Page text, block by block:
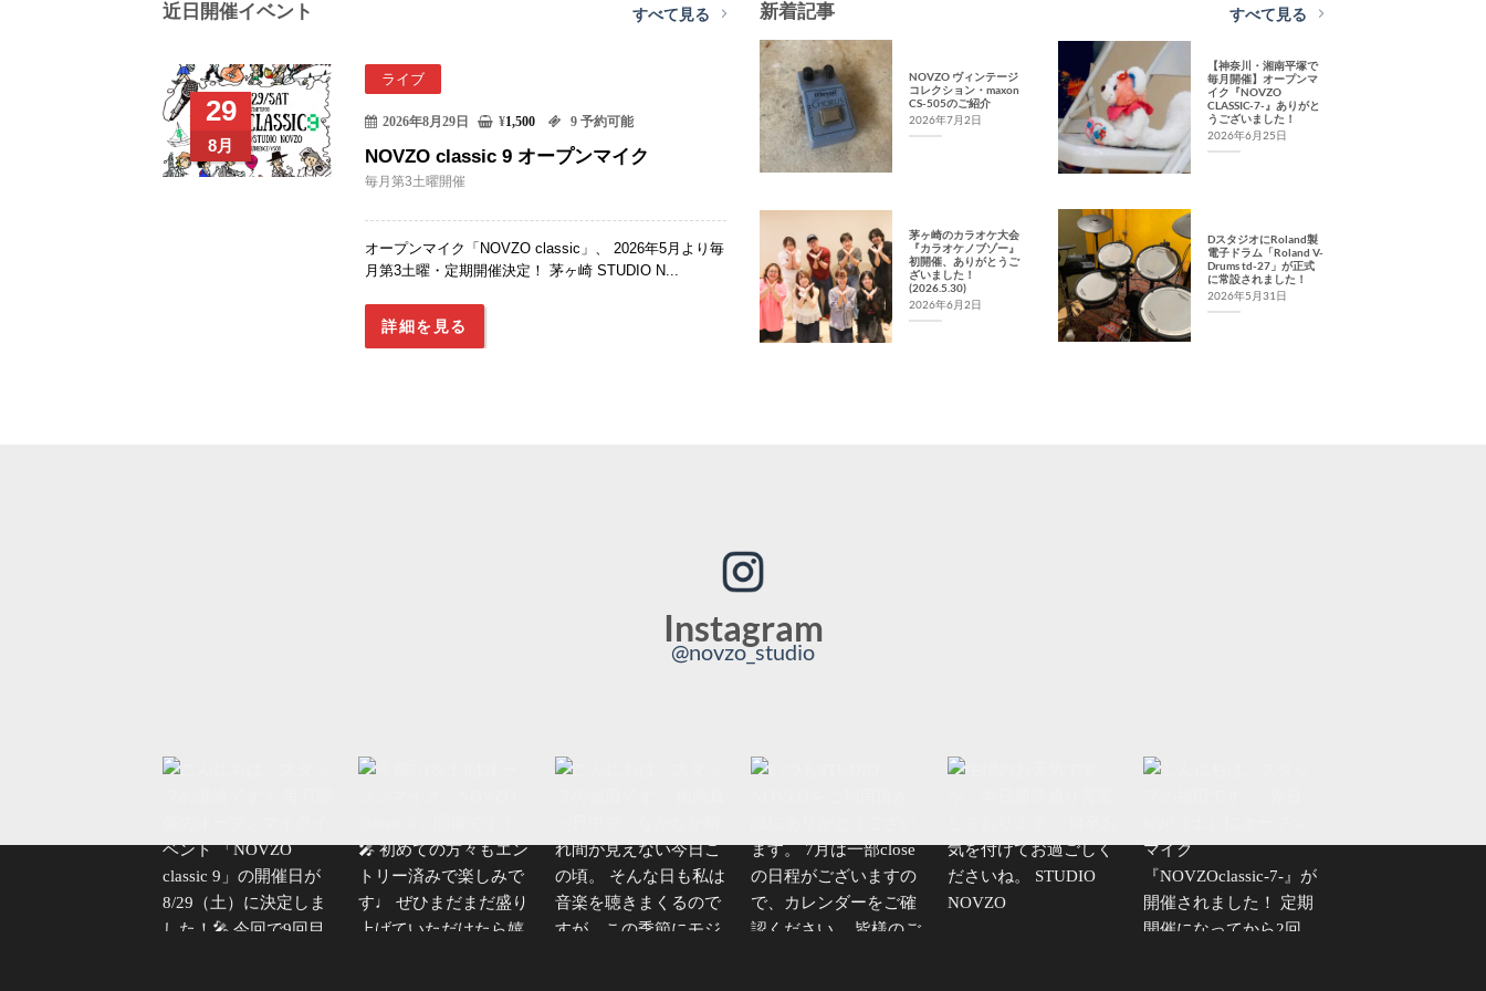
近日開催イベント すべて見る
29
8月
ライブ
2026年8月29日 ¥1,500 9 予約可能
NOVZO classic 9 オープンマイク
毎月第3土曜開催
オープンマイク「NOVZO classic」、 2026年5月より毎
月第3土曜・定期開催決定！ 茅ヶ崎 STUDIO N...
詳細を見る
新着記事 すべて見る
NOVZO ヴィンテージ
コレクション・maxon
CS-505のご紹介
2026年7月2日
【神奈川・湘南平塚で
毎月開催】オープンマ
イク『NOVZO
CLASSIC-7-』ありがと
うございました！
2026年6月25日
茅ヶ崎のカラオケ大会
『カラオケノブゾー』
初開催、ありがとうご
ざいました！
(2026.5.30)
2026年6月2日
DスタジオにRoland製
電子ドラム「Roland V-
Drums td-27」が正式
に常設されました！
2026年5月31日
Instagram
@novzo_studio